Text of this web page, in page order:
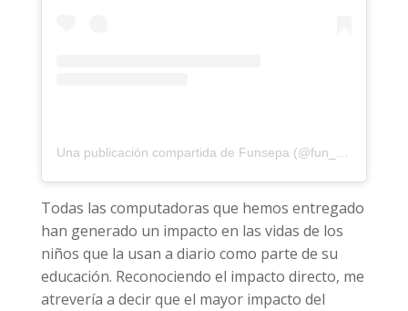
Una publicación compartida de Funsepa (@fun_sepa)
Todas las computadoras que hemos entregado
han generado un impacto en las vidas de los
niños que la usan a diario como parte de su
educación. Reconociendo el impacto directo, me
atrevería a decir que el mayor impacto del